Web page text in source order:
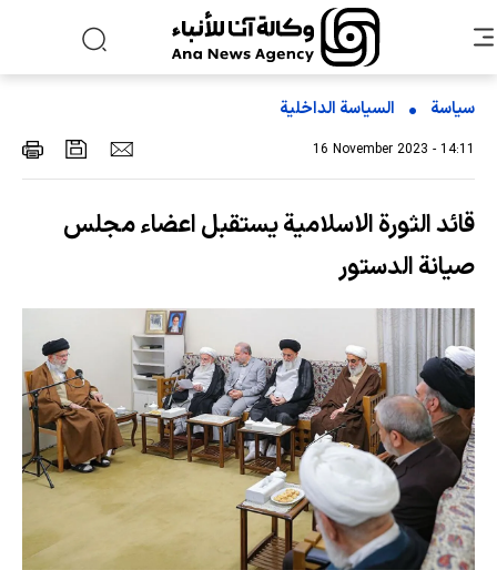
سياسة السیاسة الداخلیة
16 November 2023 - 14:11
قائد الثورة الاسلامية يستقبل اعضاء مجلس
صيانة الدستور